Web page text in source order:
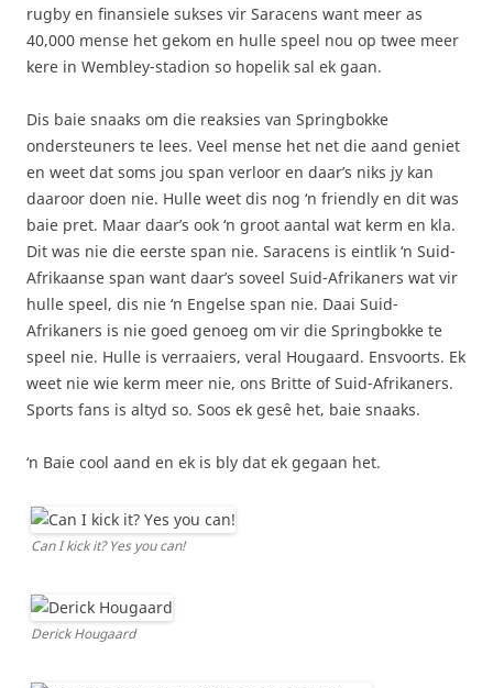
rugby en finansiele sukses vir Saracens want meer as
40,000 mense het gekom en hulle speel nou op twee meer
kere in Wembley-stadion so hopelik sal ek gaan.
Dis baie snaaks om die reaksies van Springbokke
ondersteuners te lees. Veel mense het net die aand geniet
en weet dat soms jou span verloor en daar’s niks jy kan
daaroor doen nie. Hulle weet dis nog ‘n friendly en dit was
baie pret. Maar daar’s ook ‘n groot aantal wat kerm en kla.
Dit was nie die eerste span nie. Saracens is eintlik ‘n Suid-
Afrikaanse span want daar’s soveel Suid-Afrikaners wat vir
hulle speel, dis nie ‘n Engelse span nie. Daai Suid-
Afrikaners is nie goed genoeg om vir die Springbokke te
speel nie. Hulle is verraaiers, veral Hougaard. Ensvoorts. Ek
weet nie wie kerm meer nie, ons Britte of Suid-Afrikaners.
Sports fans is altyd so. Soos ek gesê het, baie snaaks.
‘n Baie cool aand en ek is bly dat ek gegaan het.
Can I kick it? Yes you can!
Derick Hougaard